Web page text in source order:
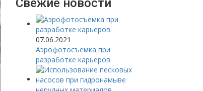
Свежие новости
07.06.2021
Аэрофотосъемка при
разработке карьеров